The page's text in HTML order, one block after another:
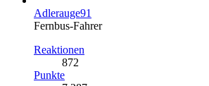
Adlerauge91
Fernbus-Fahrer
Reaktionen
872
Punkte